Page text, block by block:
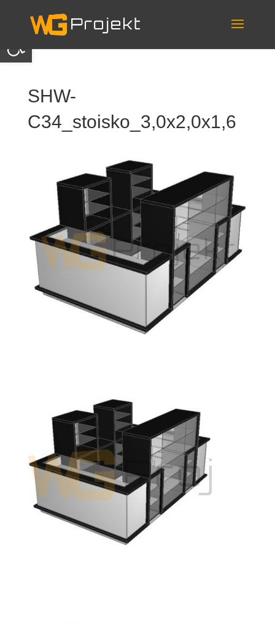
Otwórz pasek narzędzi
content
SHW-
C34_stoisko_3,0x2,0x1,6